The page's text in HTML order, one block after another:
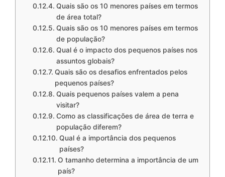
Quais são os 10 menores países em termos
de área total?
Quais são os 10 menores países em termos
de população?
Qual é o impacto dos pequenos países nos
assuntos globais?
Quais são os desafios enfrentados pelos
pequenos países?
Quais pequenos países valem a pena
visitar?
Como as classificações de área de terra e
população diferem?
Qual é a importância dos pequenos
países?
O tamanho determina a importância de um
país?